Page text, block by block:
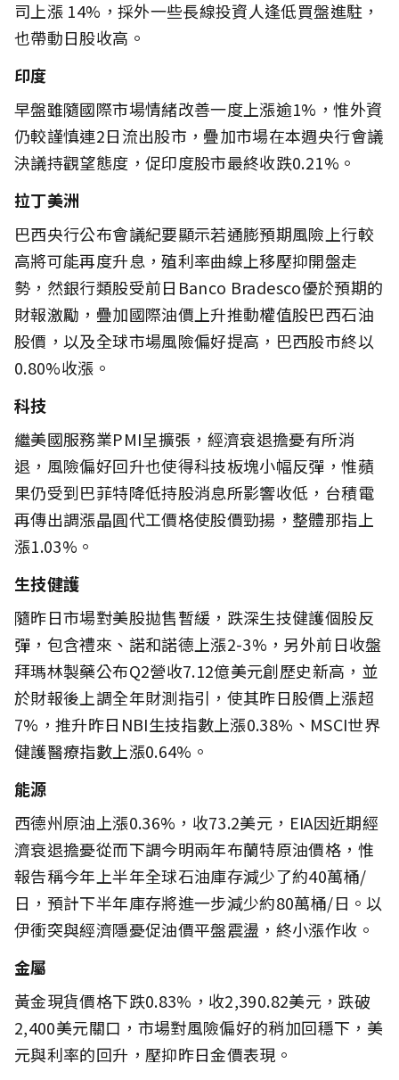
司上漲 14%，採外一些長線投資人逢低買盤進駐，
也帶動日股收高。
印度
早盤雖隨國際市場情緒改善一度上漲逾1%，惟外資
仍較謹慎連2日流出股市，疊加市場在本週央行會議
決議持觀望態度，促印度股市最終收跌0.21%。
拉丁美洲
巴西央行公布會議紀要顯示若通膨預期風險上行較
高將可能再度升息，殖利率曲線上移壓抑開盤走
勢，然銀行類股受前日Banco Bradesco優於預期的
財報激勵，疊加國際油價上升推動權值股巴西石油
股價，以及全球市場風險偏好提高，巴西股市終以
0.80%收漲。
科技
繼美國服務業PMI呈擴張，經濟衰退擔憂有所消
退，風險偏好回升也使得科技板塊小幅反彈，惟蘋
果仍受到巴菲特降低持股消息所影響收低，台積電
再傳出調漲晶圓代工價格使股價勁揚，整體那指上
漲1.03%。
生技健護
隨昨日市場對美股拋售暫緩，跌深生技健護個股反
彈，包含禮來、諾和諾德上漲2-3%，另外前日收盤
拜瑪林製藥公布Q2營收7.12億美元創歷史新高，並
於財報後上調全年財測指引，使其昨日股價上漲超
7%，推升昨日NBI生技指數上漲0.38%、MSCI世界
健護醫療指數上漲0.64%。
能源
西德州原油上漲0.36%，收73.2美元，EIA因近期經
濟衰退擔憂從而下調今明兩年布蘭特原油價格，惟
報告稱今年上半年全球石油庫存減少了約40萬桶/
日，預計下半年庫存將進一步減少約80萬桶/日。以
伊衝突與經濟隱憂促油價平盤震盪，終小漲作收。
金屬
黃金現貨價格下跌0.83%，收2,390.82美元，跌破
2,400美元關口，市場對風險偏好的稍加回穩下，美
元與利率的回升，壓抑昨日金價表現。